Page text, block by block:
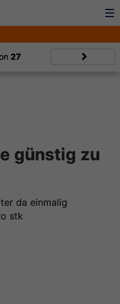
27
günstig zu
da einmalig
stk